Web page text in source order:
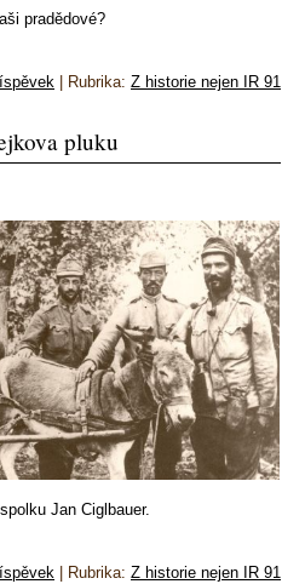
pradědové?
Rubrika: Z historie nejen IR 91
pluku
Jan Ciglbauer.
Rubrika: Z historie nejen IR 91